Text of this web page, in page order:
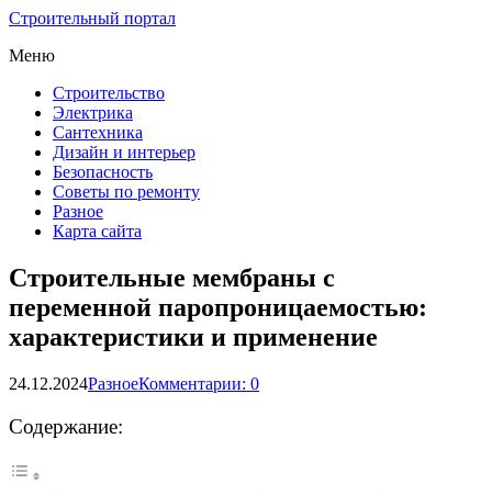
Строительный портал
Меню
Строительство
Электрика
Сантехника
Дизайн и интерьер
Безопасность
Советы по ремонту
Разное
Карта сайта
Строительные мембраны с
переменной паропроницаемостью:
характеристики и применение
24.12.2024РазноеКомментарии: 0
Содержание: